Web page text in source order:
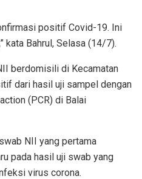
positif Covid-19. Ini
kata Bahrul, Selasa (14/7).
berdomisili di Kecamatan
dari hasil uji sampel dengan
(PCR) di Balai
NII yang pertama
pada hasil uji swab yang
virus corona.